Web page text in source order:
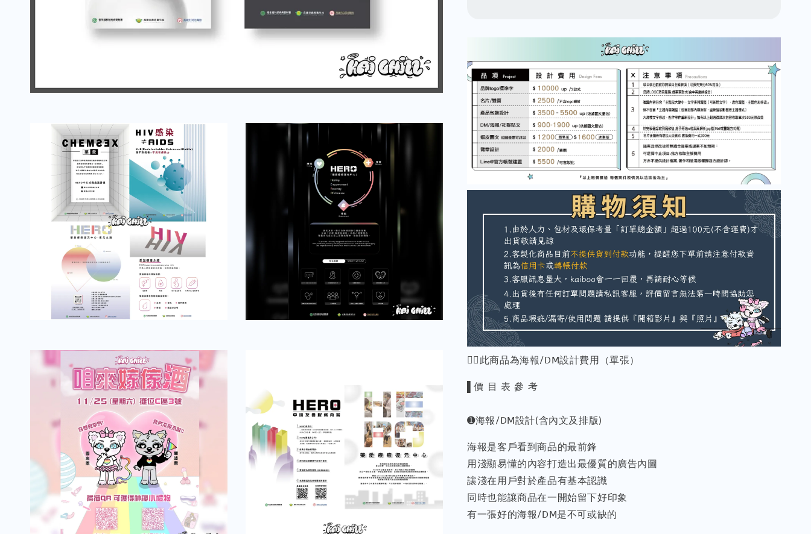
🙇‍♂️此商品為海報/DM設計費用（單張）
▌價 目 表 參 考
➊海報/DM設計(含內文及排版)
海報是客戶看到商品的最前鋒
用淺顯易懂的內容打造出最優質的廣告內圖
讓淺在用戶對於產品有基本認識
同時也能讓商品在一開始留下好印象
有一張好的海報/DM是不可或缺的